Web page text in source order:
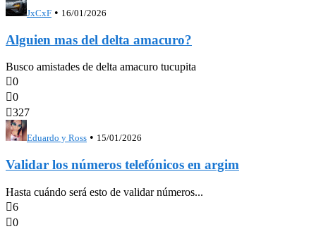
JxCxF • 16/01/2026
Alguien mas del delta amacuro?
Busco amistades de delta amacuro tucupita
0
0
327
Eduardo y Ross • 15/01/2026
Validar los números telefónicos en argim
Hasta cuándo será esto de validar números...
6
0